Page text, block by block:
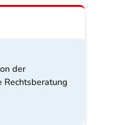
der
Rechtsberatung